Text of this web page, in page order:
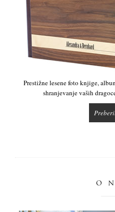
Prestižne lesene foto knjige,
shranjevanje vaših
O